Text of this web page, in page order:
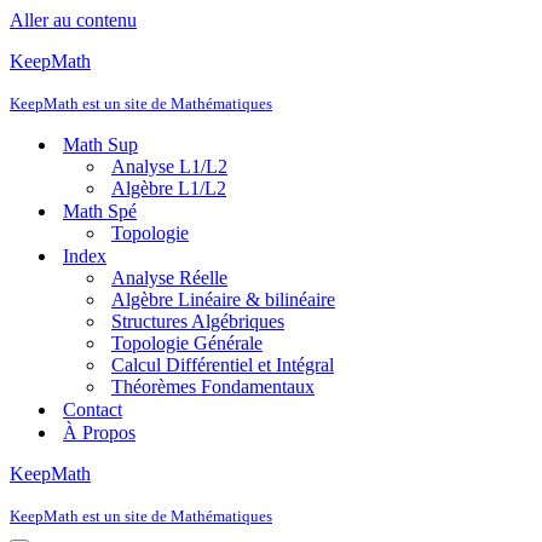
Aller au contenu
KeepMath
KeepMath est un site de Mathématiques
Math Sup
Analyse L1/L2
Algèbre L1/L2
Math Spé
Topologie
Index
Analyse Réelle
Algèbre Linéaire & bilinéaire
Structures Algébriques
Topologie Générale
Calcul Différentiel et Intégral
Théorèmes Fondamentaux
Contact
À Propos
KeepMath
KeepMath est un site de Mathématiques